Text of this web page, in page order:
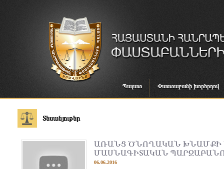
Պալատ Փաստաբանի խորհրդով
Տեսանյութեր
ԱՌԱՆՑ ԾՆՈՂԱԿԱՆ ԽՆԱՄՔԻ
ՄԱՍՆԱԳԻՏԱԿԱՆ
06.06.2016